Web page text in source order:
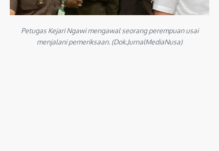
Petugas Kejari Ngawi mengawal seorang perempuan usai
menjalani pemeriksaan. (Dok.JurnalMediaNusa)